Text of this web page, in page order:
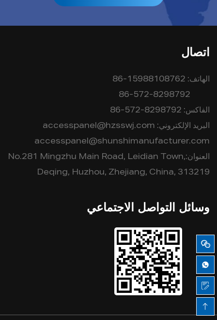
اتصال
الهاتف: 86-15988108762
86-572-8298792
الفاكس: 86-572-8298792
البريد الإلكتروني: accesspanel@hzsswj.com
accesspanel@shunshimanufacturer.com
العنوان:No.281 Mingzhu Main Road, Leidian Town,
Deqing, Huzhou, Zhejiang, China, 313219
وسائل التواصل الاجتماعي